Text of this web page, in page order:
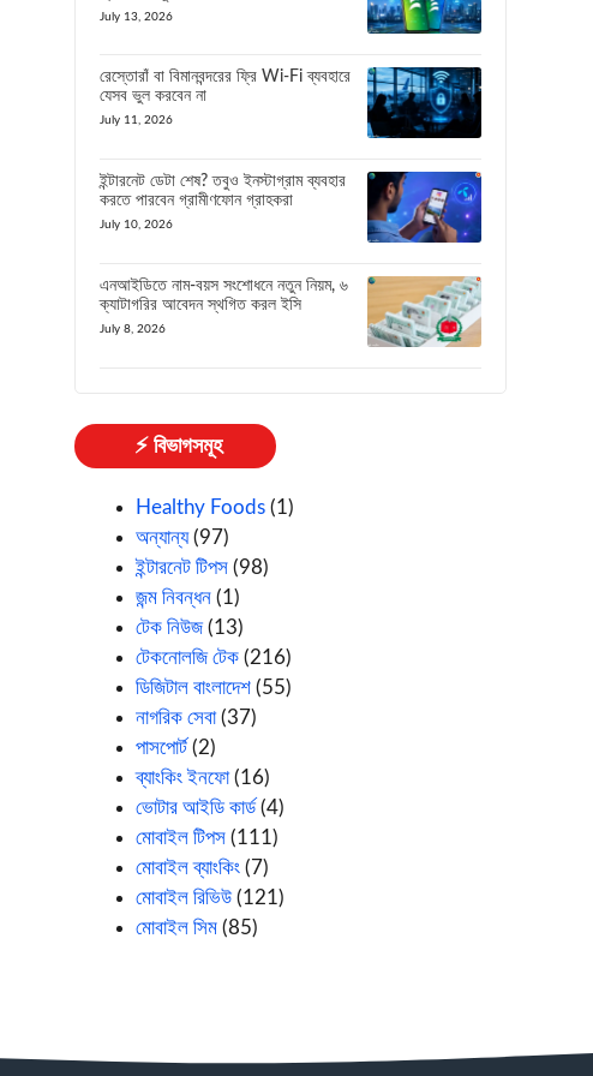
July 13, 2026
রেস্তোরাঁ বা বিমানবন্দরের ফ্রি Wi-Fi ব্যবহারে
যেসব ভুল করবেন না
July 11, 2026
ইন্টারনেট ডেটা শেষ? তবুও ইনস্টাগ্রাম ব্যবহার
করতে পারবেন গ্রামীণফোন গ্রাহকরা
July 10, 2026
এনআইডিতে নাম-বয়স সংশোধনে নতুন নিয়ম, ৬
ক্যাটাগরির আবেদন স্থগিত করল ইসি
July 8, 2026
⚡ বিভাগসমূহ
Healthy Foods (1)
অন্যান্য(97)
ইন্টারনেট টিপস (98)
জন্ম নিবন্ধন (1)
টেক নিউজ(13)
টেকনোলজি টেক (216)
ডিজিটাল বাংলাদেশ (55)
নাগরিক সেবা(37)
পাসপোর্ট (2)
ব্যাংকিং ইনফো(16)
ভোটার আইডি কার্ড (4)
মোবাইল টিপস (111)
মোবাইল ব্যাংকিং (7)
মোবাইল রিভিউ (121)
মোবাইল সিম (85)